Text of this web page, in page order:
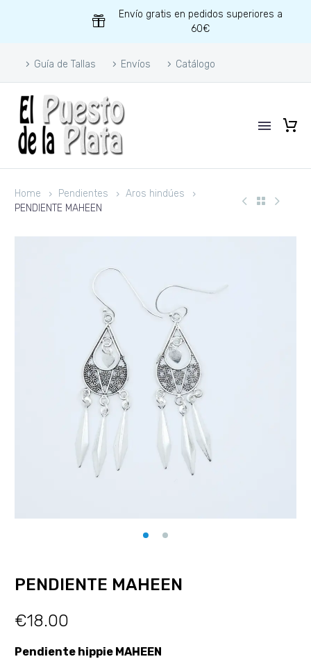
Envío gratis en pedidos superiores a
60€
Guía de Tallas Envíos Catálogo
Home Pendientes
Aros hindúes
PENDIENTE MAHEEN
PENDIENTE MAHEEN
€18.00
Pendiente hippie MAHEEN